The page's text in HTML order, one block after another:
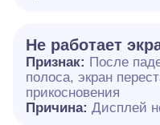
Не работает
Признак: После
полоса, экран
прикосновения
Причина: Дисплей